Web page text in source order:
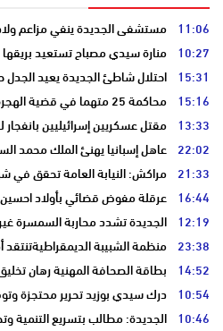
11:06 مستشفى الجديدة ينفي مزاعم
10:27 منارة سيدي مصباح تستعيد
15:31 احتلال شاطئ الجديدة يعيد
15:16 محاكمة 25 متهما في قضية الهجرة إلى سبتة
13:33 مقتل عسكريين إسرائيليين
22:02 عاهل إسبانيا يهنئ الملك محمد
21:33 مراكش: النيابة العامة تحقق في
16:44 عرقلة مفوض قضائي بأولاد احسين
12:19 الجديدة تشدد محاربة السمسرة غير
23:38 منظمة الشبيبة
14:52 بطاقة الصحافة المهنية رهان
10:54 درك سيدي بوزيد تحرير محتجزة
10:46 الجديدة: مطالب بتسريع التنمية